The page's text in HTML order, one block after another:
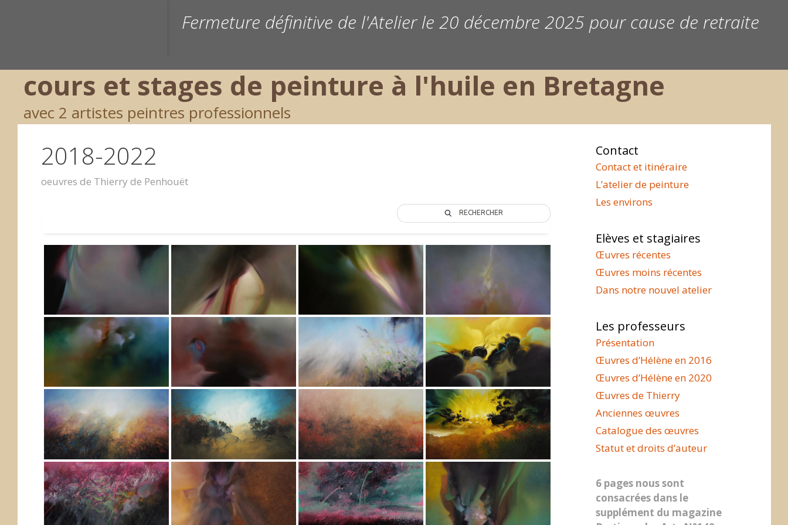
Fermeture définitive de l'Atelier le 20 décembre 2025 pour cause de retraite
cours et stages de peinture à l'huile en Bretagne
avec 2 artistes peintres professionnels
2018-2022
oeuvres de Thierry de Penhouët
RECHERCHER
Contact
Contact et itinéraire
L’atelier de peinture
Les environs
Elèves et stagiaires
Œuvres récentes
Œuvres moins récentes
Dans notre nouvel atelier
Les professeurs
Présentation
Œuvres d’Hélène en 2016
Œuvres d’Hélène en 2020
Œuvres de Thierry
Anciennes œuvres
Catalogue des œuvres
Statut et droits d’auteur
6 pages nous sont
consacrées dans le
supplément du magazine